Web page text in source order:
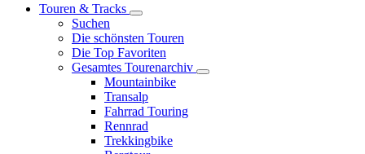
Touren & Tracks
Suchen
Die schönsten Touren
Die Top Favoriten
Gesamtes Tourenarchiv
Mountainbike
Transalp
Fahrrad Touring
Rennrad
Trekkingbike